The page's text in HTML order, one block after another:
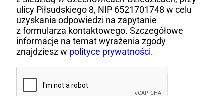
ulicy Piłsudskiego 8, NIP 6521701748 w celu
uzyskania odpowiedzi na zapytanie
z formularza kontaktowego. Szczegółowe
informacje na temat wyrażenia zgody
znajdziesz w polityce prywatności.